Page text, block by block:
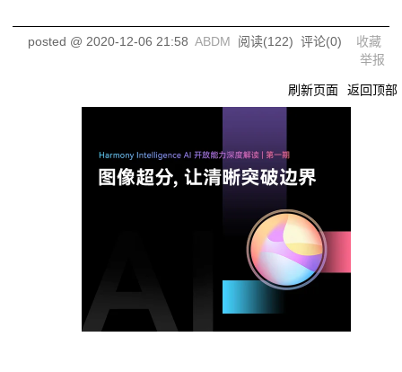
posted @ 2020-12-06 21:58 ABDM 阅读(122) 评论(0) 收藏
举报
刷新页面 返回顶部